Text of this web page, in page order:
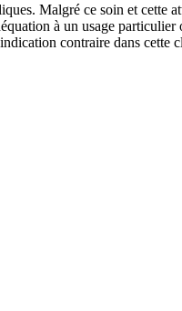
Malgré ce soin et cette
à un usage
contraire dans cette